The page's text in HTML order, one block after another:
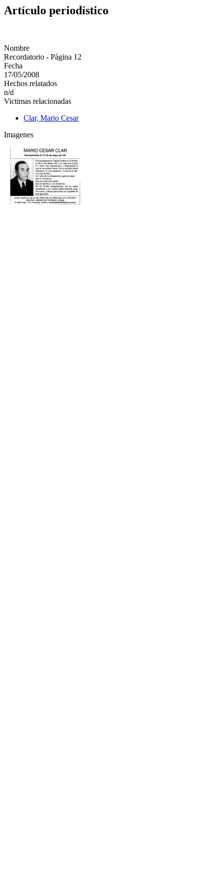
Artículo periodístico
Nombre
Recordatorio - Página 12
Fecha
17/05/2008
Hechos relatados
n/d
Victimas relacionadas
Clar, Mario Cesar
Imagenes